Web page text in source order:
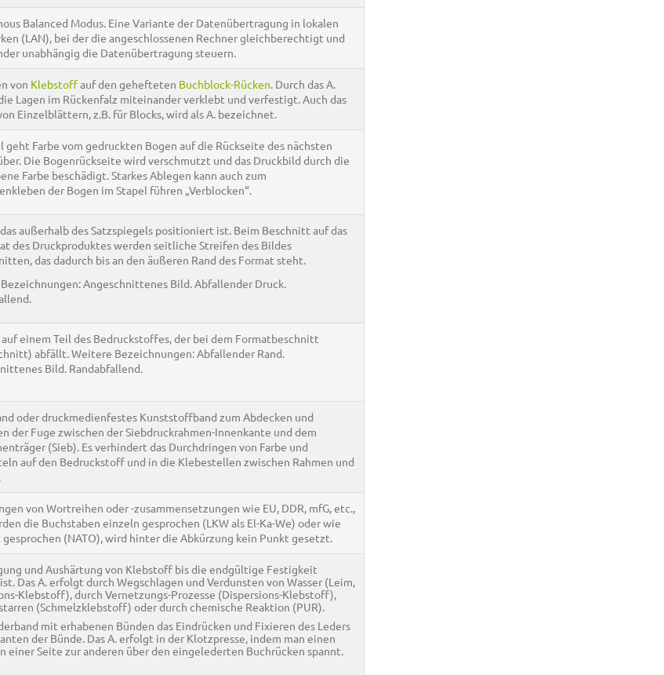
Balanced Modus. Eine Variante der Datenübertragung in lokalen
(LAN), bei der die angeschlossenen Rechner gleichberechtigt und
unabhängig die Datenübertragung steuern.
von Klebstoffauf den gehefteten Buchblock-Rücken. Durch das A.
Lagen im Rückenfalz miteinander verklebt und verfestigt. Auch das
Einzelblättern, z.B. für Blocks, wird als A. bezeichnet.
geht Farbe vom gedruckten Bogen auf die Rückseite des nächsten
Die Bogenrückseite wird verschmutzt und das Druckbild durch die
Farbe beschädigt. Starkes Ablegen kann auch zum
der Bogen im Stapel führen „Verblocken“.
außerhalb des Satzspiegels positioniert ist. Beim Beschnitt auf das
des Druckproduktes werden seitliche Streifen des Bildes
das dadurch bis an den äußeren Rand des Format steht.
Angeschnittenes Bild. Abfallender Druck.
einem Teil des Bedruckstoffes, der bei dem Formatbeschnitt
abfällt. Weitere Bezeichnungen: Abfallender Rand.
Bild. Randabfallend.
oder druckmedienfestes Kunststoffband zum Abdecken und
der Fuge zwischen der Siebdruckrahmen-Innenkante und dem
(Sieb). Es verhindert das Durchdringen von Farbe und
auf den Bedruckstoff und in die Klebestellen zwischen Rahmen und
von Wortreihen oder -zusammensetzungen wie EU, DDR, mfG, etc.,
die Buchstaben einzeln gesprochen (LKW als El-Ka-We) oder wie
(NATO), wird hinter die Abkürzung kein Punkt gesetzt.
und Aushärtung von Klebstoff bis die endgültige Festigkeit
Das A. erfolgt durch Wegschlagen und Verdunsten von Wasser (Leim,
Klebstoff), durch Vernetzungs-Prozesse (Dispersions-Klebstoff),
(Schmelzklebstoff) oder durch chemische Reaktion (PUR).
mit erhabenen Bünden das Eindrücken und Fixieren des Leders
der Bünde. Das A. erfolgt in der Klotzpresse, indem man einen
einer Seite zur anderen über den eingelederten Buchrücken spannt.